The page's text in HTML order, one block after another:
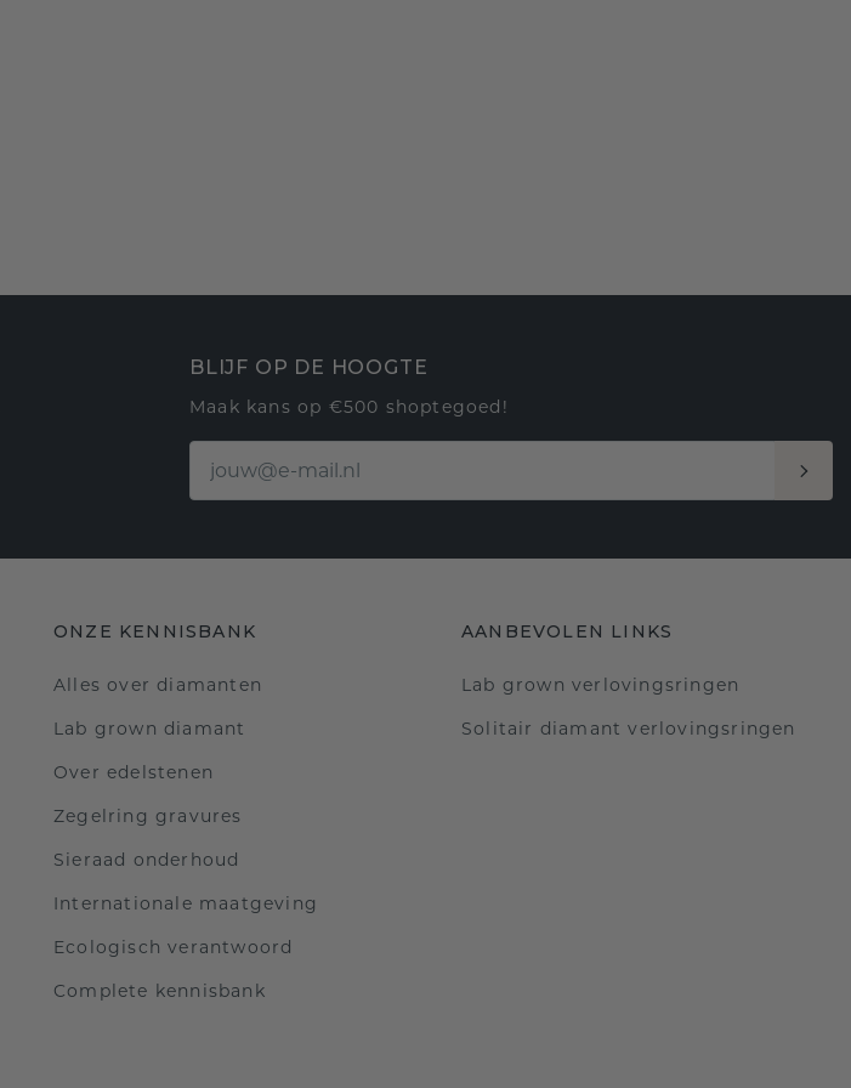
BLIJF OP DE HOOGTE
Maak kans op €500 shoptegoed!
ONZE KENNISBANK
Alles over diamanten
Lab grown diamant
Over edelstenen
Zegelring gravures
Sieraad onderhoud
Internationale maatgeving
Ecologisch verantwoord
Complete kennisbank
AANBEVOLEN LINKS
Lab grown verlovingsringen
Solitair diamant verlovingsringen